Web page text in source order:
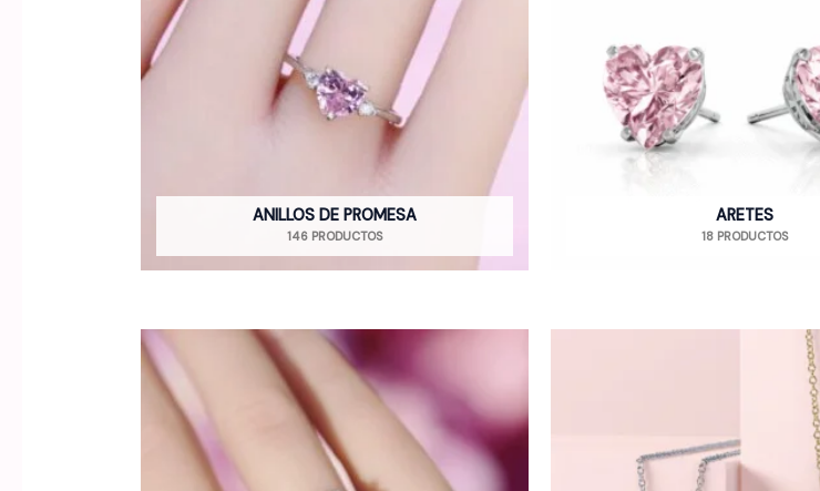
ANILLOS DE PROMESA
146 PRODUCTOS
ARETES
18 PRODUCTOS